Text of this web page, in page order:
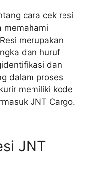
cara cek resi
memahami
merupakan
dan huruf
dan
dalam proses
memiliki kode
JNT Cargo.
JNT